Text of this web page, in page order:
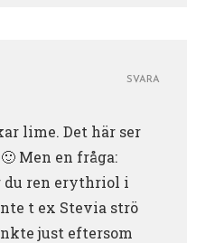
lime. Det här ser
Men en fråga:
du ren erythriol i
t ex Stevia strö
just eftersom
SVARA